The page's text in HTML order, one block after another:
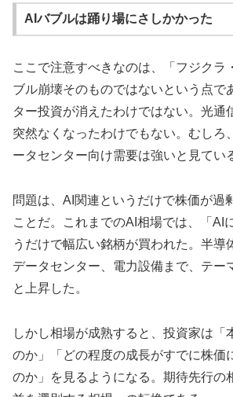
AIバブルは踊り場にさしかかった
ここで注意すべきなのは、「フジクラ
ブル崩壊そのものではないという点で
ター投資が消えたわけではない。光通
突然なくなったわけでもない。むしろ
ータセンター向け需要は強いと見てい
問題は、AI関連というだけで株価が過
ことだ。これまでのAI相場では、「AI
うだけで幅広い銘柄が買われた。半導
データセンター、電力設備まで、テー
と上昇した。
しかし相場が成熟すると、投資家は「
のか」「どの程度の成長がすでに株価
のか」を見るようになる。期待先行の